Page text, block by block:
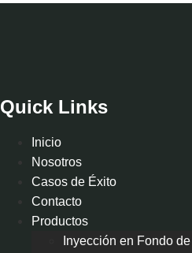
Quick Links
Inicio
Nosotros
Casos de Éxito
Contacto
Productos
Inyección en Fondo de